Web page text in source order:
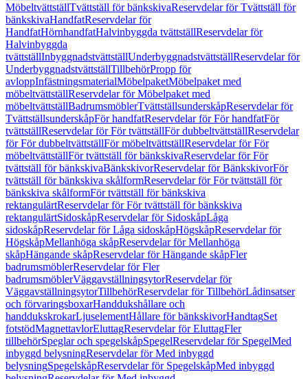
MöbeltvättställTvättställ för bänkskivaReservdelar för Tvättställ för
bänkskivaHandfatReservdelar för
HandfatHörnhandfatHalvinbyggda tvättställReservdelar för
Halvinbyggda
tvättställInbyggnadstvättställUnderbyggnadstvättställReservdelar för
UnderbyggnadstvättställTillbehörPropp för
avloppInfästningsmaterialMöbelpaketMöbelpaket med
möbeltvättställReservdelar för Möbelpaket med
möbeltvättställBadrumsmöblerTvättställsunderskåpReservdelar för
TvättställsunderskåpFör handfatReservdelar för För handfatFör
tvättställReservdelar för För tvättställFör dubbeltvättställReservdelar
för För dubbeltvättställFör möbeltvättställReservdelar för För
möbeltvättställFör tvättställ för bänkskivaReservdelar för För
tvättställ för bänkskivaBänkskivorReservdelar för BänkskivorFör
tvättställ för bänkskiva skålformReservdelar för För tvättställ för
bänkskiva skålformFör tvättställ för bänkskiva
rektangulärtReservdelar för För tvättställ för bänkskiva
rektangulärtSidoskåpReservdelar för SidoskåpLåga
sidoskåpReservdelar för Låga sidoskåpHögskåpReservdelar för
HögskåpMellanhöga skåpReservdelar för Mellanhöga
skåpHängande skåpReservdelar för Hängande skåpFler
badrumsmöblerReservdelar för Fler
badrumsmöblerVäggavställningsytorReservdelar för
VäggavställningsytorTillbehörReservdelar för TillbehörLådinsatser
och förvaringsboxarHanddukshållare och
handdukskrokarLjuselementHållare för bänkskivorHandtagSet
fotstödMagnettavlorEluttagReservdelar för EluttagFler
tillbehörSpeglar och spegelskåpSpegelReservdelar för SpegelMed
inbyggd belysningReservdelar för Med inbyggd
belysningSpegelskåpReservdelar för SpegelskåpMed inbyggd